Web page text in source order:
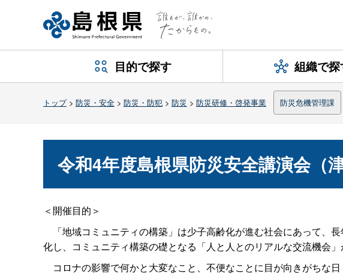
目的で探す 組織で
トップ> 防災・安全 > 防災・防犯 > 防災 > 防災研修・啓発事業 防災危機管理課
令和4年度島根県防災安全講演会（
＜開催目的＞
「地域コミュニティの構築」は少子高齢化が進む社会にあって、
化し、コミュニティ構築の礎となる「人と人とのリアルな交流機会」
コロナの影響で何かと大変なこと、不便なことに目が向きがちな